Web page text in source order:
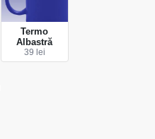
Termo
Albastră
39 lei